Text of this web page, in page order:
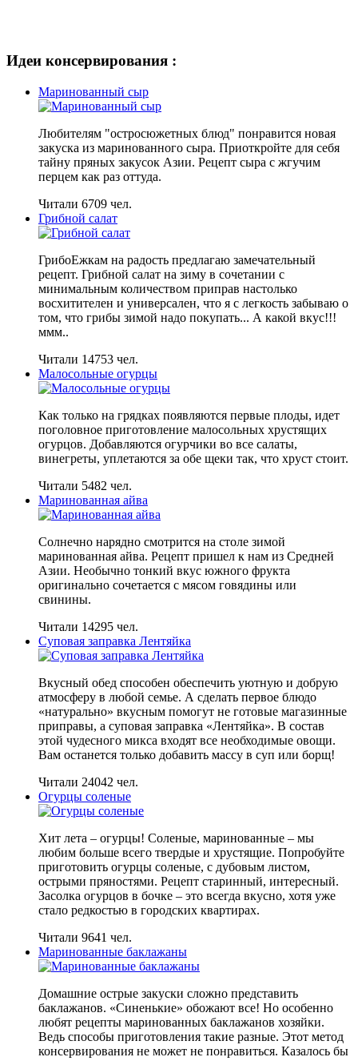
Идеи консервирования :
Маринованный сыр
Любителям "остросюжетных блюд" понравится новая
закуска из маринованного сыра. Приоткройте для себя
тайну пряных закусок Азии. Рецепт сыра с жгучим
перцем как раз оттуда.
Читали 6709 чел.
Грибной салат
ГрибоЕжкам на радость предлагаю замечательный
рецепт. Грибной салат на зиму в сочетании с
минимальным количеством приправ настолько
восхитителен и универсален, что я с легкость забываю о
том, что грибы зимой надо покупать... А какой вкус!!!
ммм..
Читали 14753 чел.
Малосольные огурцы
Как только на грядках появляются первые плоды, идет
поголовное приготовление малосольных хрустящих
огурцов. Добавляются огурчики во все салаты,
винегреты, уплетаются за обе щеки так, что хруст стоит.
Читали 5482 чел.
Маринованная айва
Солнечно нарядно смотрится на столе зимой
маринованная айва. Рецепт пришел к нам из Средней
Азии. Необычно тонкий вкус южного фрукта
оригинально сочетается с мясом говядины или
свинины.
Читали 14295 чел.
Суповая заправка Лентяйка
Вкусный обед способен обеспечить уютную и добрую
атмосферу в любой семье. А сделать первое блюдо
«натурально» вкусным помогут не готовые магазинные
приправы, а суповая заправка «Лентяйка». В состав
этой чудесного микса входят все необходимые овощи.
Вам останется только добавить массу в суп или борщ!
Читали 24042 чел.
Огурцы соленые
Хит лета – огурцы! Соленые, маринованные – мы
любим больше всего твердые и хрустящие. Попробуйте
приготовить огурцы соленые, с дубовым листом,
острыми пряностями. Рецепт старинный, интересный.
Засолка огурцов в бочке – это всегда вкусно, хотя уже
стало редкостью в городских квартирах.
Читали 9641 чел.
Маринованные баклажаны
Домашние острые закуски сложно представить
баклажанов. «Синенькие» обожают все! Но особенно
любят рецепты маринованных баклажанов хозяйки.
Ведь способы приготовления такие разные. Этот метод
консервирования не может не понравиться. Казалось бы